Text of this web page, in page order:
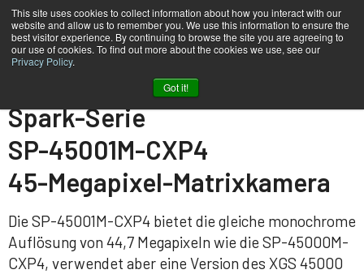
This site uses cookies to collect information about how you interact with our
website and allow us to remember you. We use this information to ensure the
best visitor experience. By continuing to browse the site you are agreeing to
our use of cookies. To find out more about the cookies we use, see our
Privacy Policy.
Got it!
Spark-Serie
SP-45001M-CXP4
45-Megapixel-Matrixkamera
Die SP-45001M-CXP4 bietet die gleiche monochrome
Auflösung von 44,7 Megapixeln wie die SP-45000M-
CXP4, verwendet aber eine Version des XGS 45000